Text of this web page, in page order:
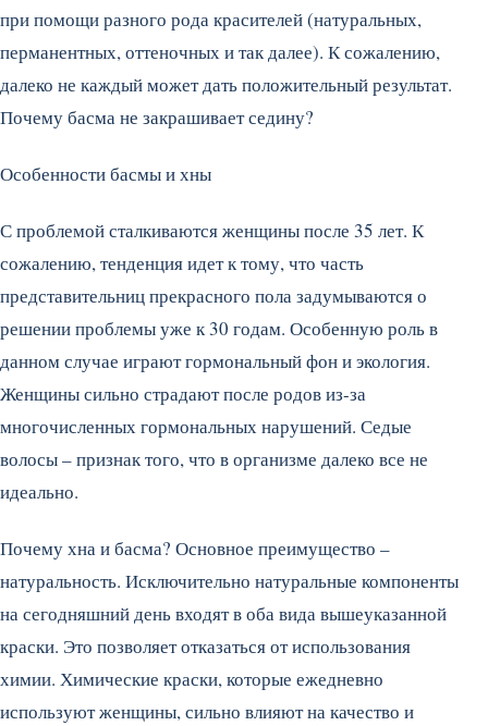
при помощи разного рода красителей (натуральных,
перманентных, оттеночных и так далее). К сожалению,
далеко не каждый может дать положительный результат.
Почему басма не закрашивает седину?
Особенности басмы и хны
С проблемой сталкиваются женщины после 35 лет. К
сожалению, тенденция идет к тому, что часть
представительниц прекрасного пола задумываются о
решении проблемы уже к 30 годам. Особенную роль в
данном случае играют гормональный фон и экология.
Женщины сильно страдают после родов из-за
многочисленных гормональных нарушений. Седые
волосы – признак того, что в организме далеко все не
идеально.
Почему хна и басма? Основное преимущество –
натуральность. Исключительно натуральные компоненты
на сегодняшний день входят в оба вида вышеуказанной
краски. Это позволяет отказаться от использования
химии. Химические краски, которые ежедневно
используют женщины, сильно влияют на качество и